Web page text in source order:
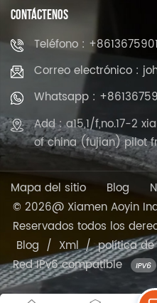
CONTÁCTENOS
Teléfono :
Correo electrónico :
Whatsapp :
Add : a15,1/f,no.17-2
of china (fujian) pilot
Mapa del sitio Blog
© 2026@ Xiamen Aoyin
Reservados todos los
Blog / Xml/política
Red IPv6 compatible